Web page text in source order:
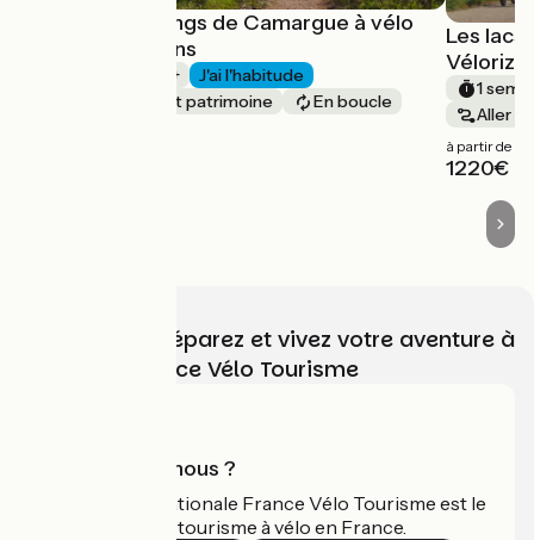
Digues et étangs de Camargue à vélo
avec Vélorizons
1 semaine et +
J'ai l'habitude
Nature & petit patrimoine
En boucle
Les lacs
1
Aller
à partir de
1220€
Choisissez, préparez et vivez votre aventure à
vélo avec France Vélo Tourisme
Qui sommes-nous ?
L'association nationale France Vélo Tourisme est le
guide officiel du tourisme à vélo en France.